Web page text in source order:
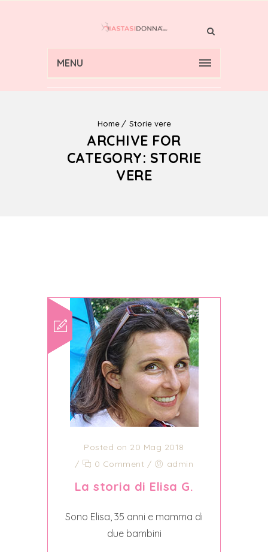
MENU
Home Storie vere
ARCHIVE FOR
CATEGORY: STORIE
VERE
Posted on 20 Mag 2018
/
0 Comment / admin
La storia di Elisa G.
Sono Elisa, 35 anni e mamma di
due bambini